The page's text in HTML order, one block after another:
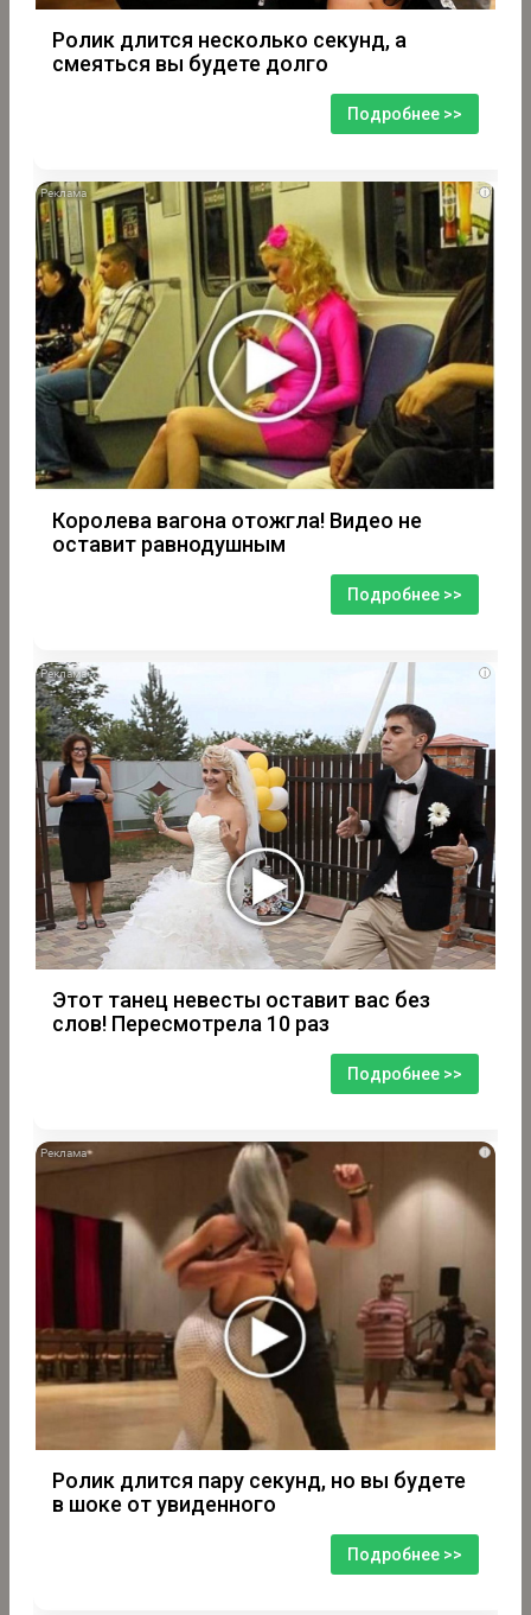
Ролик длится несколько секунд, а
смеяться вы будете долго
Подробнее >>
i
Королева вагона отожгла! Видео не
оставит равнодушным
Подробнее >>
i
Этот танец невесты оставит вас без
слов! Пересмотрела 10 раз
Подробнее >>
i
Ролик длится пару секунд, но вы будете
в шоке от увиденного
Подробнее >>